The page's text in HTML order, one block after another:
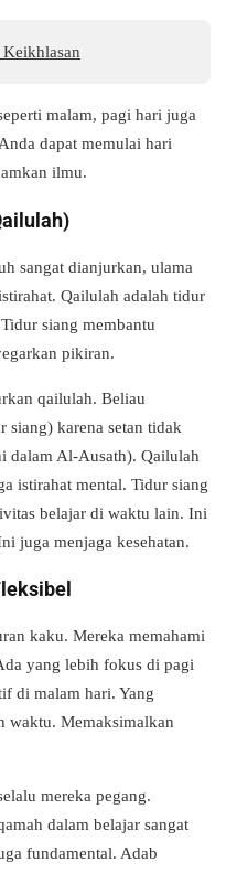
malam, pagi hari juga
dapat memulai hari
ilmu.
sangat dianjurkan, ulama
Qailulah adalah tidur
siang membantu
pikiran.
qailulah. Beliau
siang) karena setan tidak
dalam Al-Ausath). Qailulah
istirahat mental. Tidur siang
belajar di waktu lain. Ini
juga menjaga kesehatan.
kaku. Mereka memahami
yang lebih fokus di pagi
di malam hari. Yang
waktu. Memaksimalkan
mereka pegang.
dalam belajar sangat
fundamental. Adab